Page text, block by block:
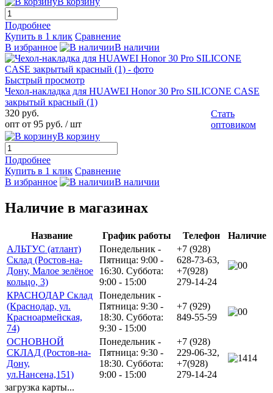
Подробнее
Купить в 1 клик Сравнение
В избранное
В наличии
Быстрый просмотр
Чехол-накладка для HUAWEI Honor 30 Pro SILICONE CASE
закрытый красный (1)
320 руб.
опт от 95 руб. / шт
Стать
оптовиком
В корзину
Подробнее
Купить в 1 клик Сравнение
В избранное
В наличии
Наличие в магазинах
Название График работы Телефон
Наличие
АЛЬТУС (атлант)
Склад (Ростов-на-
Дону, Малое зелёное
кольцо, 3)
Понедельник -
Пятница: 9:00 -
16:30. Суббота:
9:00 - 15:00
+7 (928)
628-73-63,
+7(928)
279-14-24
0
КРАСНОДАР Склад
(Краснодар, ул.
Красноармейская,
74)
Понедельник -
Пятница: 9:30 -
18:30. Суббота:
9:30 - 15:00
+7 (929)
849-55-59
0
ОСНОВНОЙ
СКЛАД (Ростов-на-
Дону,
ул.Нансена,151)
Понедельник -
Пятница: 9:30 -
18:30. Суббота:
9:00 - 15:00
+7 (928)
229-06-32,
+7(928)
279-14-24
14
загрузка карты...